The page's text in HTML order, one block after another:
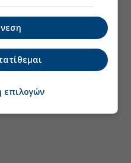
επιλογών